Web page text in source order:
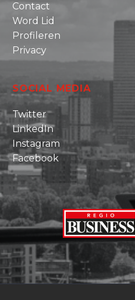
Contact
Word Lid
Profileren
Privacy
SOCIAL MEDIA
Twitter
LinkedIn
Instagram
Facebook